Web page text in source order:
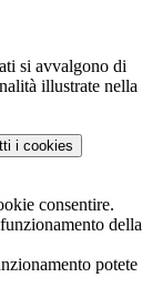
si avvalgono di
illustrate nella
i cookies
consentire.
della
potete